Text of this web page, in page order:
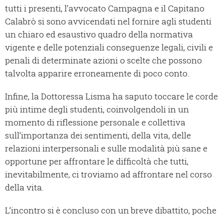
tutti i presenti, l’avvocato Campagna e il Capitano
Calabrò si sono avvicendati nel fornire agli studenti
un chiaro ed esaustivo quadro della normativa
vigente e delle potenziali conseguenze legali, civili e
penali di determinate azioni o scelte che possono
talvolta apparire erroneamente di poco conto.
Infine, la Dottoressa Lisma ha saputo toccare le corde
più intime degli studenti, coinvolgendoli in un
momento di riflessione personale e collettiva
sull’importanza dei sentimenti, della vita, delle
relazioni interpersonali e sulle modalità più sane e
opportune per affrontare le difficoltà che tutti,
inevitabilmente, ci troviamo ad affrontare nel corso
della vita.
L’incontro si è concluso con un breve dibattito, poche